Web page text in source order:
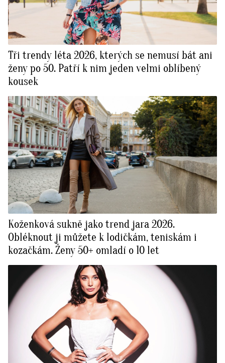
Tři trendy léta 2026, kterých se nemusí bát ani
ženy po 50. Patří k nim jeden velmi oblíbený
kousek
Koženková sukně jako trend jara 2026.
Obléknout ji můžete k lodičkám, teniskám i
kozačkám. Ženy 50+ omladí o 10 let